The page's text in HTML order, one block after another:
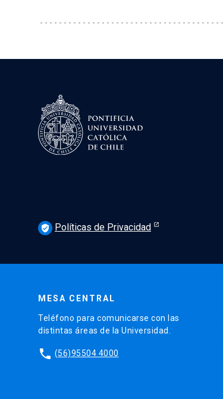
verified_user Políticas de Privacidad
MESA CENTRAL
Teléfono para comunicarse con las
distintas áreas de la Universidad.
phone (56)95504 4000